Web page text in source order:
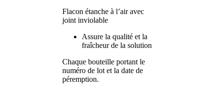
Flacon étanche à l’air avec
joint inviolable
Assure la qualité et la
fraîcheur de la solution
Chaque bouteille portant le
numéro de lot et la date de
péremption.